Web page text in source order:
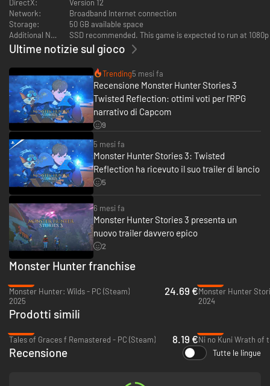
Due paesi, due Rathalos.
Un Rider e il suo fidato compagno Rathalos, sferzati dai venti del destino,
in viaggio alla scoperta della verità.
DirectX:
Version 12
Network:
Broadband Internet connection
Storage:
50 GB available space
Additional Notes:
SSD recommended. This game is expected to run at
Ultime notizie sul gioco
Trending5 mesi fa
Recensione Monster Hunter Stories 3
Twisted Reflection: ottimi voti per l'RPG
narrativo di Capcom
9
5 mesi fa
Monster Hunter Stories 3: Twisted
Reflection ha ricevuto il suo trailer di lancio
5
6 mesi fa
Monster Hunter Stories 3 presenta un
nuovo trailer davvero epico
2
Monster Hunter franchise
Monster Hunter: Wilds - PC (Steam)
2025
24.69 €Monster Hunter
2024
Prodotti simili
Tales of Graces f Remastered - PC (Steam)
8.19 €
Recensione Tutte le lingue